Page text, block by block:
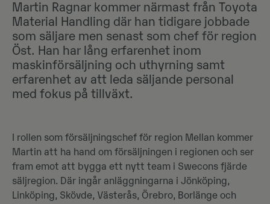
Martin Ragnar kommer närmast från Toyota
Material Handling där han tidigare jobbade
som säljare men senast som chef för region
Öst. Han har lång erfarenhet inom
maskinförsäljning och uthyrning samt
erfarenhet av att leda säljande personal
med fokus på tillväxt.
I rollen som försäljningschef för region Mellan kommer
Martin att ha hand om försäljningen i regionen och ser
fram emot att bygga ett nytt team i Swecons fjärde
säljregion. Där ingår anläggningarna i Jönköping,
Linköping, Skövde, Västerås, Örebro, Borlänge och